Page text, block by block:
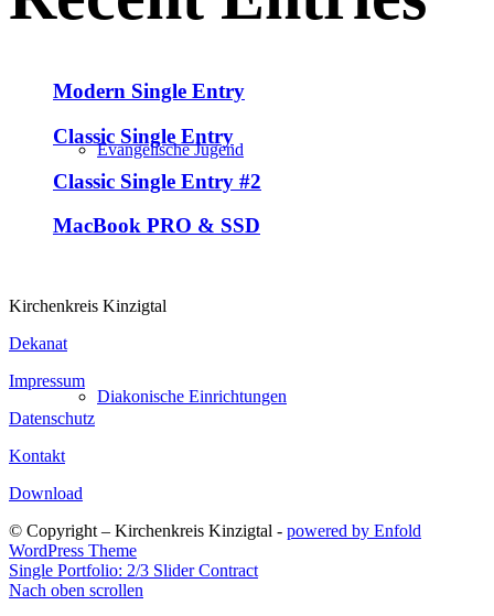
Evangelische Jugend
Diakonische Einrichtungen
Modern Single Entry
Classic Single Entry
Classic Single Entry #2
MacBook PRO & SSD
Kirchenkreis Kinzigtal
Dekanat
Impressum
Datenschutz
Kontakt
Download
© Copyright – Kirchenkreis Kinzigtal - powered by Enfold
WordPress Theme
Single Portfolio: 2/3 Slider Contract
Nach oben scrollen